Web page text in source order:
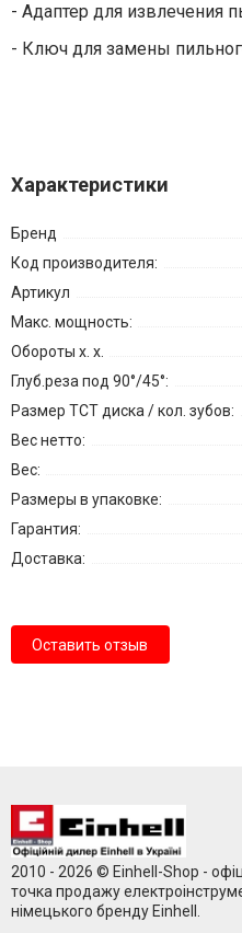
- Адаптер для извлечения
- Ключ для замены
Характеристики
Бренд
Код производителя:
Артикул
Макс. мощность:
Обороты х. х.
Глуб.реза под 90°/45°:
Размер TCT диска / кол. зубов:
Вес нетто:
Вес:
Размеры в упаковке:
Гарантия:
Доставка:
Оставить отзыв
2010 - 2026 © Einhell-Shop -
точка продажу
німецького бренду Einhell.